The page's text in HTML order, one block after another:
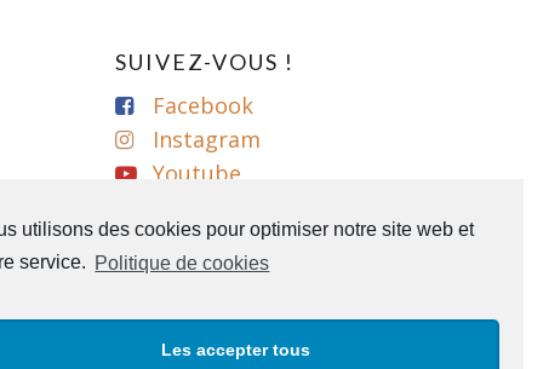
utilisons des cookies pour optimiser notre site web et
service. Politique de cookies
Les accepter tous
SUIVEZ-VOUS !
Facebook
Instagram
Youtube